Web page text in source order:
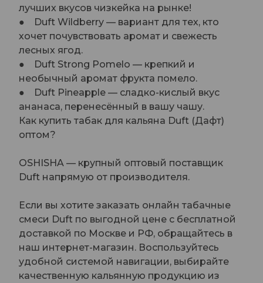
лучших вкусов чизкейка на рынке!
● Duft Wildberry — вариант для тех, кто
хочет почувствовать аромат и свежесть
лесных ягод.
● Duft Strong Pomelo — крепкий и
необычный аромат фрукта помело.
● Duft Pineapple — сладко-кислый вкус
ананаса, перенесённый в вашу чашу.
Как купить табак для кальяна Duft (Дафт)
оптом?
OSHISHA — крупный оптовый поставщик
Duft напрямую от производителя.
Если вы хотите заказать онлайн табачные
смеси Duft по выгодной цене с бесплатной
доставкой по Москве и РФ, обращайтесь в
наш интернет-магазин. Воспользуйтесь
удобной системой навигации, выбирайте
качественную кальянную продукцию из